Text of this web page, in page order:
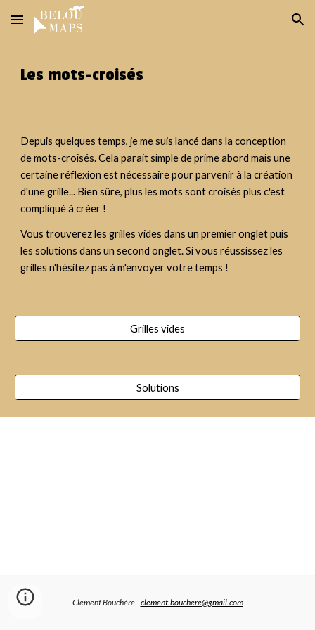
Skip to main content Skip to navigation
Les mots-croisés
Depuis quelques temps, je me suis lancé dans la conception
de mots-croisés. Cela parait simple de prime abord mais une
certaine réflexion est nécessaire pour parvenir à la création
d'une grille... Bien sûre, plus les mots sont croisés plus c'est
compliqué à créer !
Vous trouverez les grilles vides dans un premier onglet puis
les solutions dans un second onglet. Si vous réussissez les
grilles n'hésitez pas à m'envoyer votre temps !
Grilles vides
Solutions
Clément Bouchère -clement.bouchere@gmail.com